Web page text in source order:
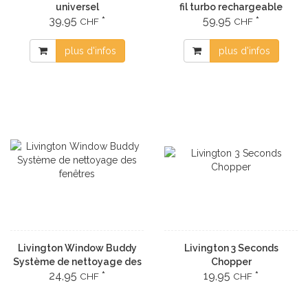
universel
39,95 CHF *
plus d'infos
fil turbo rechargeable
59,95 CHF *
plus d'infos
Livington Window Buddy
Système de nettoyage des
fenêtres
24,95 CHF *
Livington 3 Seconds
Chopper
19,95 CHF *